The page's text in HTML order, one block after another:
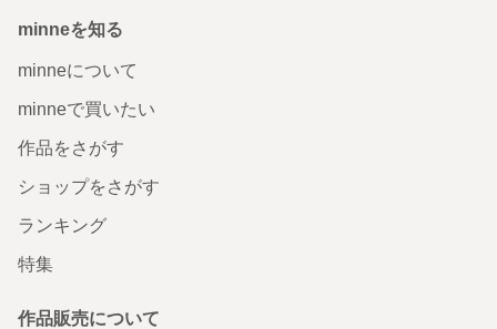
minneを知る
minneについて
minneで買いたい
作品をさがす
ショップをさがす
ランキング
特集
作品販売について